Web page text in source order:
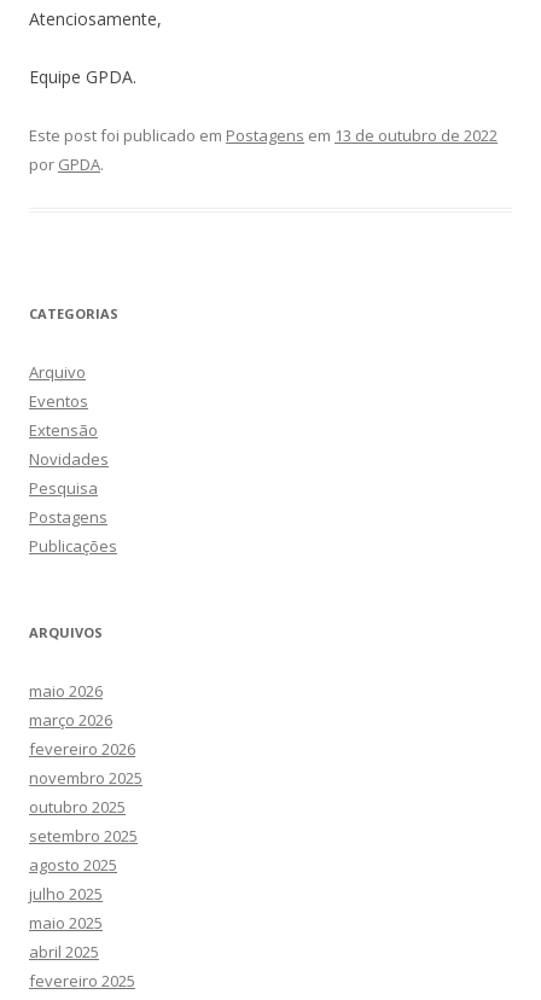
Atenciosamente,
Equipe GPDA.
Este post foi publicado em Postagens em 13 de outubro de 2022
por GPDA.
CATEGORIAS
Arquivo
Eventos
Extensão
Novidades
Pesquisa
Postagens
Publicações
ARQUIVOS
maio 2026
março 2026
fevereiro 2026
novembro 2025
outubro 2025
setembro 2025
agosto 2025
julho 2025
maio 2025
abril 2025
fevereiro 2025